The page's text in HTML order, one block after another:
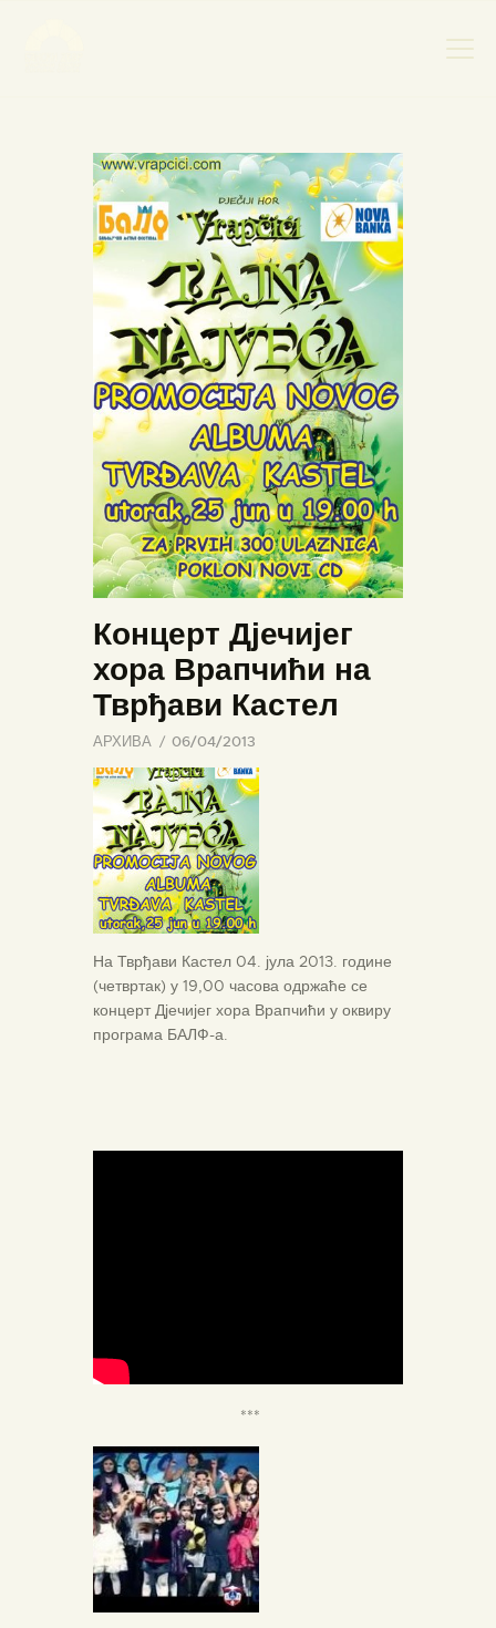
НАСЛОВНА
НОВОСТИ
НАЈАВА ДОГАЂАЈА
БАНСКИ ДВОР
ФОТОГРАФИЈЕ
ВИДЕО
КОНТАКТ
Концерт Дјечијег
хора Врапчићи на
Тврђави Кастел
АРХИВА 06/04/2013
На Тврђави Кастел 04. јула 2013. године
(четвртак) у 19,00 часова одржаће се
концерт Дјечијег хора Врапчићи у оквиру
програма БАЛФ-а.
***